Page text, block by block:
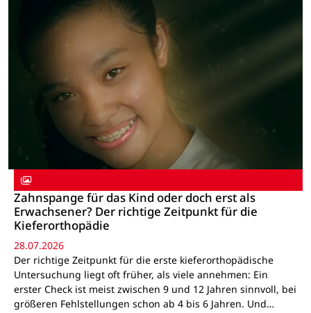
Zahnspange für das Kind oder doch erst als
Erwachsener? Der richtige Zeitpunkt für die
Kieferorthopädie
28.07.2026
Der richtige Zeitpunkt für die erste kieferorthopädische
Untersuchung liegt oft früher, als viele annehmen: Ein
erster Check ist meist zwischen 9 und 12 Jahren sinnvoll, bei
größeren Fehlstellungen schon ab 4 bis 6 Jahren. Und…